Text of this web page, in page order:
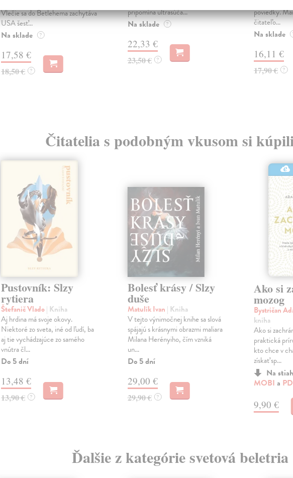
Vlečie sa do Betlehema zachytáva
USA šesť...
Na sklade ?
17,58 €
18,50 € ?
pripomína ultrasúča...
Na sklade ?
22,33 €
23,50 € ?
poviedky.
čitateľo...
Na sklade
16,11 €
17,90 € ?
Čitatelia s podobným vkusom si
Pustovník: Slzy
rytiera
Štefanič Vlado| Kniha
Aj hrdina má svoje okovy.
Niektoré zo sveta, iné od ľudí, ba
aj tie vychádzajúce zo samého
vnútra čl...
Do 5 dní
13,48 €
13,90 € ?
Bolesť krásy / Slzy
duše
Matulík Ivan | Kniha
V tejto výnimočnej knihe sa slová
spájajú s krásnymi obrazmi maliara
Milana Herényiho, čím vzniká
un...
Do 5 dní
29,00 €
29,90 € ?
Ako si
mozog
Bystričan
kniha
Ako si
praktická
kto chce v
získať sp...
Na
MOBI a
9,90 €
Ďalšie z kategórie svetová beletria